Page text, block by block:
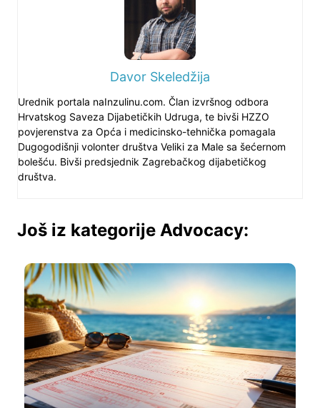
Davor Skeledžija
Urednik portala naInzulinu.com. Član izvršnog odbora
Hrvatskog Saveza Dijabetičkih Udruga, te bivši HZZO
povjerenstva za Opća i medicinsko-tehnička pomagala
Dugogodišnji volonter društva Veliki za Male sa šećernom
bolešću. Bivši predsjednik Zagrebačkog dijabetičkog
društva.
Još iz kategorije Advocacy: